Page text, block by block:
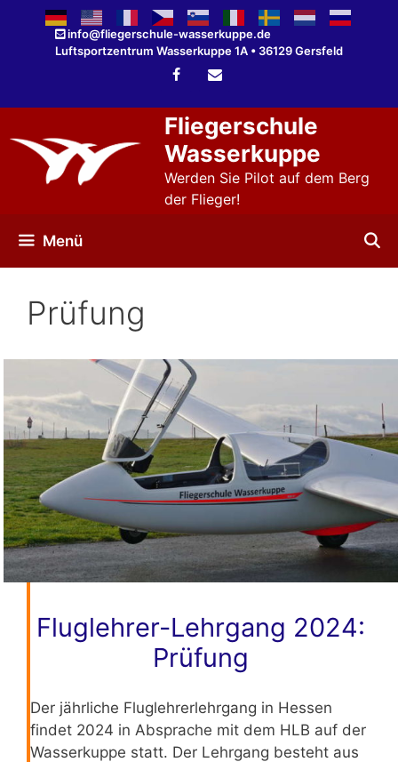
springen
info@fliegerschule-wasserkuppe.de
Luftsportzentrum Wasserkuppe 1A • 36129 Gersfeld
Fliegerschule
Wasserkuppe
Werden Sie Pilot auf dem Berg
der Flieger!
Menü
Prüfung
Fluglehrer-Lehrgang 2024:
Prüfung
Der jährliche Fluglehrerlehrgang in Hessen
findet 2024 in Absprache mit dem HLB auf der
Wasserkuppe statt. Der Lehrgang besteht aus